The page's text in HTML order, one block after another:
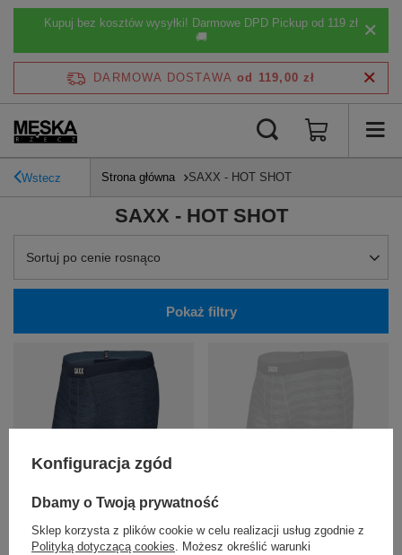
Kupuj bez kosztów wysyłki! Darmowe DPD Pickup od 119 zł
🚚
DARMOWA DOSTAWA od 119,00 zł
Wstecz Strona główna SAXX - HOT SHOT
SAXX - HOT SHOT
Zmień sortowanie
Sortuj po cenie rosnąco
Pokaż filtry
PROMOCJA PRZECENA
Bokserki męskie chłodzące /
sportowe z rozporkiem SAXX
HOT SHOT Boxer Brief Fly w
paski – granatowe
Bokserki męskie chłodzące /
sportowe z rozporkiem SAXX
HOT SHOT Boxer Brief Fly w
paski – czarne
Konfiguracja zgód
Dbamy o Twoją prywatność
Sklep korzysta z plików cookie w celu realizacji usług zgodnie z
Polityką dotyczącą cookies. Możesz określić warunki